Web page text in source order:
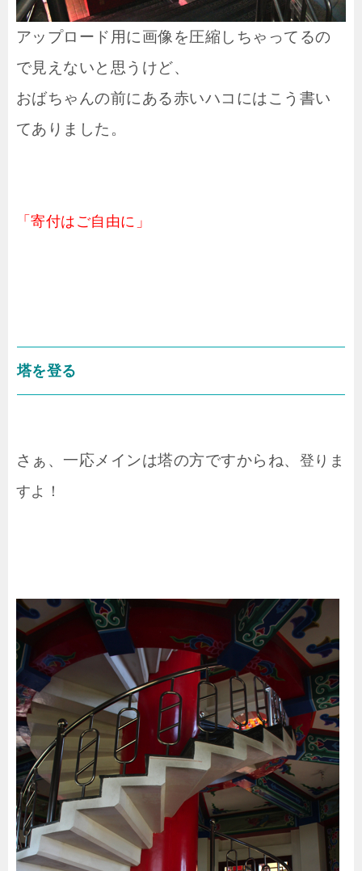
アップロード用に画像を圧縮しちゃってるの
で見えないと思うけど、
おばちゃんの前にある赤いハコにはこう書い
てありました。
「寄付はご自由に」
塔を登る
さぁ、一応メインは塔の方ですからね、 登りま
すよ！